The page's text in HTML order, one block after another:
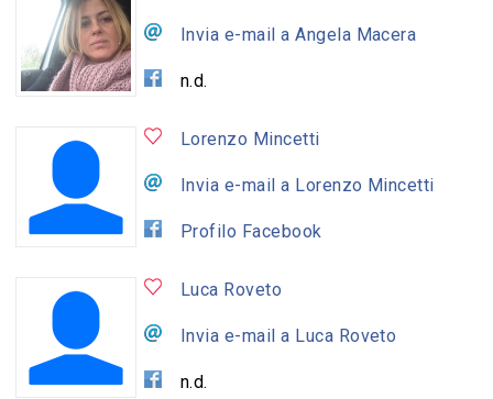
Invia e-mail a Angela Macera
n.d.
Lorenzo Mincetti
Invia e-mail a Lorenzo Mincetti
Profilo Facebook
Luca Roveto
Invia e-mail a Luca Roveto
n.d.